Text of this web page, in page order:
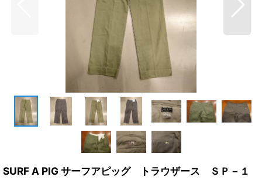
SURF A PIG サーフアピッグ トラウザース ＳＰ－１